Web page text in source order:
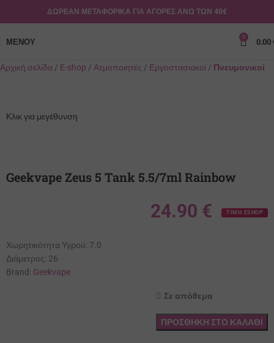
ΔΩΡΕΑΝ ΜΕΤΑΦΟΡΙΚΑ ΓΙΑ ΑΓΟΡΕΣ ΑΝΩ ΤΩΝ 40€
ΜΕΝΟΎ 0 0.00
Αρχική σελίδα E-shop Ατμοποιητές Εργοστασιακοί Πνευμονικοί
Κλικ για μεγέθυνση
Geekvape Zeus 5 Tank 5.5/7ml Rainbow
24.90 € ΤΙΜΗ ESHOP
Χωρητικότητα Υγρού: 7.0
Διάμετρος: 26
Brand: Geekvape
Σε απόθεμα
ΠΡΟΣΘΉΚΗ ΣΤΟ ΚΑΛΆΘΙ